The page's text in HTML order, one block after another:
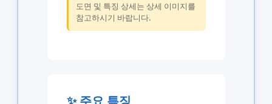
도면 및 특징 상세는 상세 이미지를
참고하시기 바랍니다.
✨ 주요 특징